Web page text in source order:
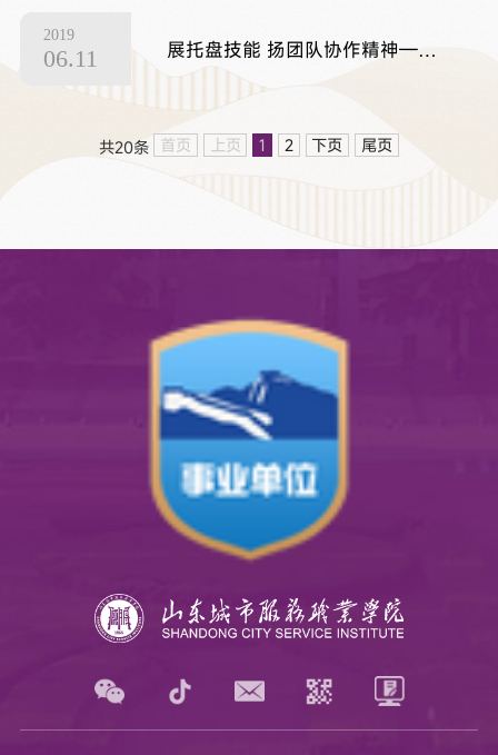
2019
06.11 展托盘技能 扬团队协作精神—旅游与服务系技能周之托盘比赛
共20条 首页 上页 1 2 下页 尾页